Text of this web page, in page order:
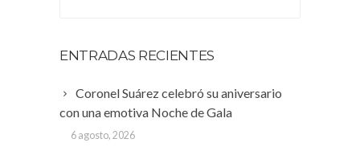
ENTRADAS RECIENTES
Coronel Suárez celebró su aniversario
con una emotiva Noche de Gala
6 agosto, 2026